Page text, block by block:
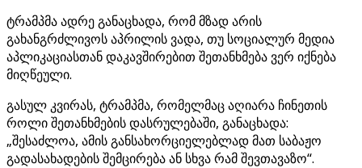
ტრამპმა ადრე განაცხადა, რომ მზად არის
გახანგრძლივოს აპრილის ვადა, თუ სოციალურ მედია
აპლიკაციასთან დაკავშირებით შეთანხმება ვერ იქნება
მიღწეული.
გასულ კვირას, ტრამპმა, რომელმაც აღიარა ჩინეთის
როლი შეთანხმების დასრულებაში, განაცხადა:
„შესაძლოა, ამის განსახორციელებლად მათ საბაჟო
გადასახადების შემცირება ან სხვა რამ შევთავაზო“.